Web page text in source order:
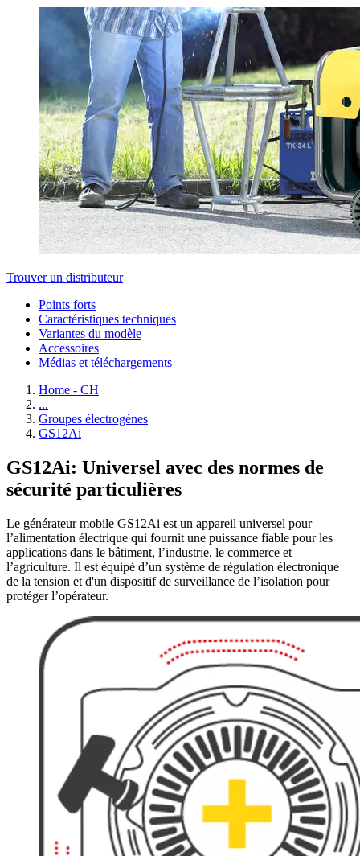
Trouver un distributeur
Points forts
Caractéristiques techniques
Variantes du modèle
Accessoires
Médias et téléchargements
Home - CH
...
Groupes électrogènes
GS12Ai
GS12Ai: Universel avec des normes de
sécurité particulières
Le générateur mobile GS12Ai est un appareil universel pour
l’alimentation électrique qui fournit une puissance fiable pour les
applications dans le bâtiment, l’industrie, le commerce et
l’agriculture. Il est équipé d’un système de régulation électronique
de la tension et d'un dispositif de surveillance de l’isolation pour
protéger l’opérateur.